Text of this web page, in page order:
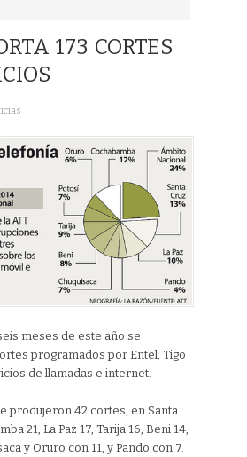
173 CORTES
meses de este año se
programados por Entel, Tigo
de llamadas e internet.
produjeron 42 cortes, en Santa
21, La Paz 17, Tarija 16, Beni 14,
y Oruro con 11, y Pando con 7.